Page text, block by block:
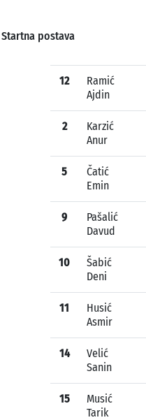
Startna postava
12
Ramić
Ajdin
2
Karzić
Anur
5
Čatić
Emin
9
Pašalić
Davud
10
Šabić
Deni
11
Husić
Asmir
14
Velić
Sanin
15
Musić
Tarik